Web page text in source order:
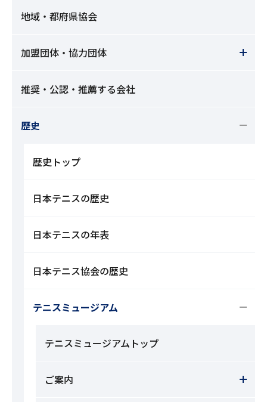
地域・都府県協会
加盟団体・協力団体
推奨・公認・推薦する会社
歴史
歴史トップ
日本テニスの歴史
日本テニスの年表
日本テニス協会の歴史
テニスミュージアム
テニスミュージアムトップ
ご案内